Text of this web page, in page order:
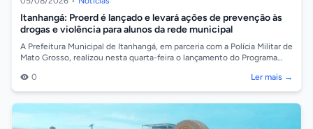
Itanhangá: Proerd é lançado e levará ações de prevenção às
drogas e violência para alunos da rede municipal
A Prefeitura Municipal de Itanhangá, em parceria com a Polícia Militar de
Mato Grosso, realizou nesta quarta-feira o lançamento do Programa
0
Ler mais →